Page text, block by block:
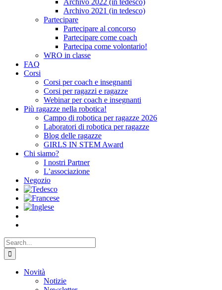
Archivo 2022 (in tedesco)
Archivo 2021 (in tedesco)
Partecipare
Partecipare al concorso
Partecipare come coach
Partecipa come volontario!
WRO in classe
FAQ
Corsi
Corsi per coach e insegnanti
Corsi per ragazzi e ragazze
Webinar per coach e insegnanti
Più ragazze nella robotica!
Campo di robotica per ragazze 2026
Laboratori di robotica per ragazze
Blog delle ragazze
GIRLS IN STEM Award
Chi siamo?
I nostri Partner
L’associazione
Negozio
Search
for:
Novità
Notizie